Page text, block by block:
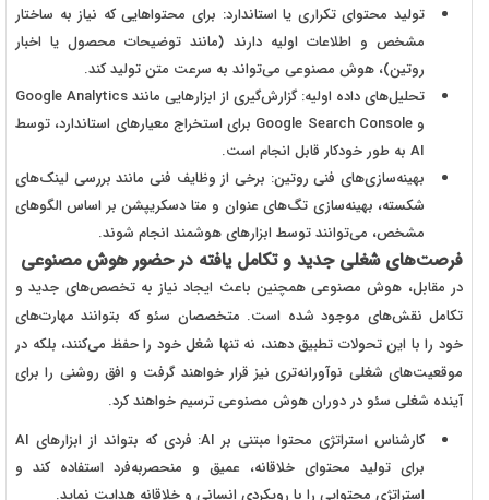
تولید محتوای تکراری یا استاندارد: برای محتواهایی که نیاز به ساختار
مشخص و اطلاعات اولیه دارند (مانند توضیحات محصول یا اخبار
روتین)، هوش مصنوعی می‌تواند به سرعت متن تولید کند.
تحلیل‌های داده اولیه: گزارش‌گیری از ابزارهایی مانند Google Analytics
و Google Search Console برای استخراج معیارهای استاندارد، توسط
AI به طور خودکار قابل انجام است.
بهینه‌سازی‌های فنی روتین: برخی از وظایف فنی مانند بررسی لینک‌های
شکسته، بهینه‌سازی تگ‌های عنوان و متا دسکریپشن بر اساس الگوهای
مشخص، می‌توانند توسط ابزارهای هوشمند انجام شوند.
فرصت‌های شغلی جدید و تکامل یافته در حضور هوش مصنوعی
در مقابل، هوش مصنوعی همچنین باعث ایجاد نیاز به تخصص‌های جدید و
تکامل نقش‌های موجود شده است. متخصصان سئو که بتوانند مهارت‌های
خود را با این تحولات تطبیق دهند، نه تنها شغل خود را حفظ می‌کنند، بلکه در
موقعیت‌های شغلی نوآورانه‌تری نیز قرار خواهند گرفت و افق روشنی را برای
آینده شغلی سئو در دوران هوش مصنوعی ترسیم خواهند کرد.
کارشناس استراتژی محتوا مبتنی بر AI: فردی که بتواند از ابزارهای AI
برای تولید محتوای خلاقانه، عمیق و منحصربه‌فرد استفاده کند و
استراتژی محتوایی را با رویکردی انسانی و خلاقانه هدایت نماید.